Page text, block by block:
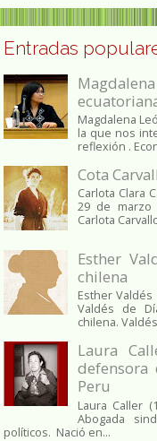
Entradas
Magdalena
la que nos
reflexión .
Cota
Carlota Clara
29 de marzo
Carlota
Esther
chilena
Esther
Valdés de
chilena.
Laura
Peru
Laura Caller
Abogada
políticos. Nació en...